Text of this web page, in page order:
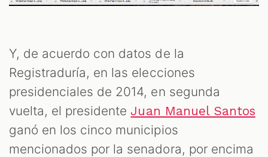
Y, de acuerdo con datos de la
Registraduría, en las elecciones
presidenciales de 2014, en segunda
vuelta, el presidente Juan Manuel Santos
ganó en los cinco municipios
mencionados por la senadora, por encima